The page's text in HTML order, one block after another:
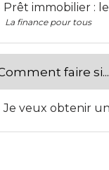
Prêt immobilier :
La finance pour tous
faire si...
Je veux obtenir